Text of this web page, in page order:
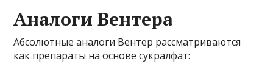
Аналоги Вентера
Абсолютные аналоги Вентер рассматриваются
как препараты на основе сукралфат: